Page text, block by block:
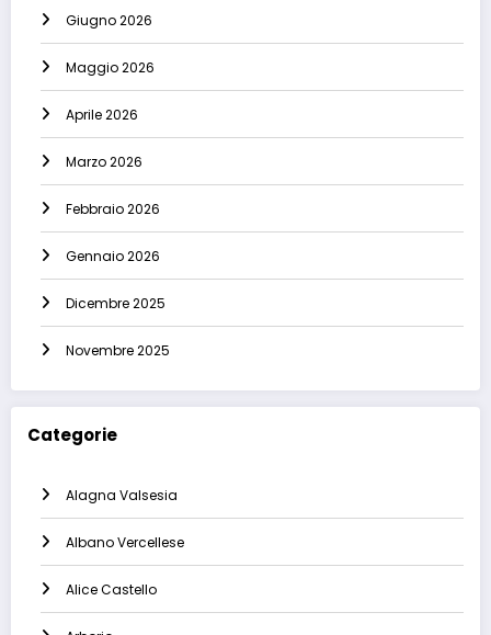
Giugno 2026
Maggio 2026
Aprile 2026
Marzo 2026
Febbraio 2026
Gennaio 2026
Dicembre 2025
Novembre 2025
Categorie
Alagna Valsesia
Albano Vercellese
Alice Castello